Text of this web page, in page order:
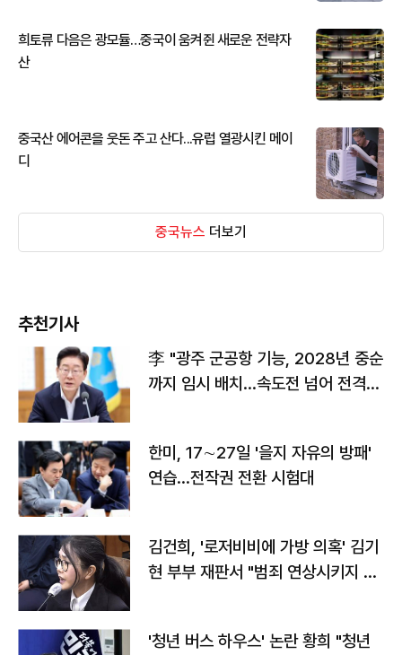
희토류 다음은 광모듈…중국이 움켜쥔 새로운 전략자
산
중국산 에어콘을 웃돈 주고 산다...유럽 열광시킨 메이
디
중국뉴스 더보기
추천기사
李 "광주 군공항 기능, 2028년 중순
까지 임시 배치…속도전 넘어 전격
한미, 17∼27일 '을지 자유의 방패'
연습…전작권 전환 시험대
김건희, '로저비비에 가방 의혹' 김기
현 부부 재판서 "범죄 연상시키지 말
'청년 버스 하우스' 논란 황희 "청년